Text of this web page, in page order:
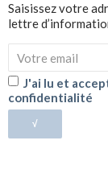
Saisissez votre
lettre
J'ai lu et
confidentialité
√